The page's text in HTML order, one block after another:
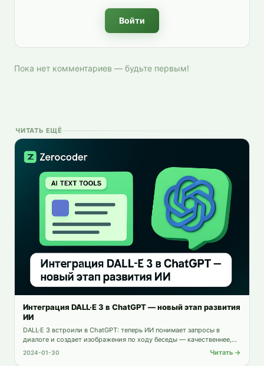
Войти
Пока нет комментариев — будьте первым!
ЧИТАТЬ ЕЩЁ
Интеграция DALL·E 3 в ChatGPT — новый этап развития
ИИ
DALL·E 3 встроили в ChatGPT: теперь ИИ понимает запросы в
диалоге и создает изображения по ходу беседы — качественнее,
безопаснее и с сохранением прав пользователя.
2024-01-30 Читать →